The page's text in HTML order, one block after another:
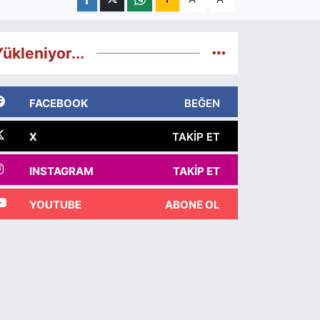
FACEBOOK BEĞEN
X TAKIP ET
INSTAGRAM TAKIP ET
YOUTUBE ABONE OL